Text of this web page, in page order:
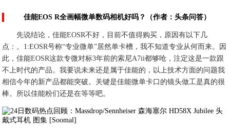
佳能EOS R全画幅微单数码相机好吗？（作者：头条问答）
先说结论，佳能EOSR不好，目前不值得购买，原因有以下几
点：。1:EOSR号称“专业微单”居然单卡槽，我不知道专业从何而来。因
此，佳能EOSR这款专微对标3年前的索尼A7ii都够呛，注定这是一款跟
不上时代的产品。我要说未来还是属于佳能的，以上技术方面的问题我
相信今年的新产品都能突破。关键是佳能微单卡口的镜头做工是真的很
棒。所以佳能粉们还是在等等吧。